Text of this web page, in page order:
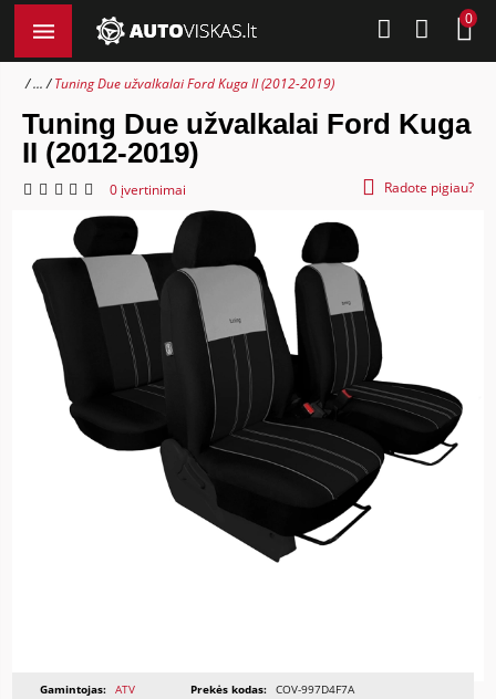
0
... Tuning Due užvalkalai Ford Kuga II (2012-2019)
Tuning Due užvalkalai Ford Kuga
II (2012-2019)
0 įvertinimai Radote pigiau?
Gamintojas: ATV Prekės kodas: COV-997D4F7A